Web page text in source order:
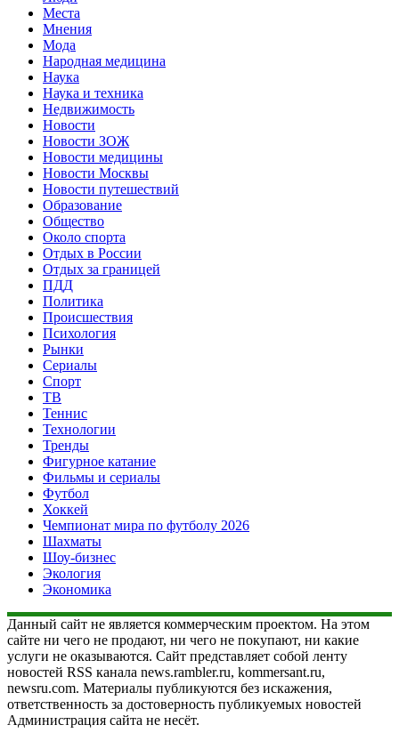
Места
Мнения
Мода
Народная медицина
Наука
Наука и техника
Недвижимость
Новости
Новости ЗОЖ
Новости медицины
Новости Москвы
Новости путешествий
Образование
Общество
Около спорта
Отдых в России
Отдых за границей
ПДД
Политика
Происшествия
Психология
Рынки
Сериалы
Спорт
ТВ
Теннис
Технологии
Тренды
Фигурное катание
Фильмы и сериалы
Футбол
Хоккей
Чемпионат мира по футболу 2026
Шахматы
Шоу-бизнес
Экология
Экономика
Данный сайт не является коммерческим проектом. На этом
сайте ни чего не продают, ни чего не покупают, ни какие
услуги не оказываются. Сайт представляет собой ленту
новостей RSS канала news.rambler.ru, kommersant.ru,
newsru.com. Материалы публикуются без искажения,
ответственность за достоверность публикуемых новостей
Администрация сайта не несёт.